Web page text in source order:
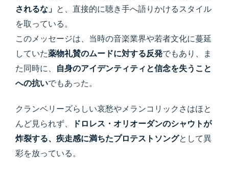
されるな」
と、直接的に聴き手へ語りかけるスタイル
を取っている。
このメッセージは、当時の音楽業界や若者文化に蔓延
していた薬物礼賛のムードに対する反発でもあり、ま
た同時に、
自身のアイデンティティと信念を失うこと
への抗いでもあった。
クランベリーズらしい哀愁やメランコリックさはほと
んど見られず、
ドロレス・オリオーダンのシャウトが
炸裂する、疾走感に満ちたプロテストソングとして異
彩を放っている。